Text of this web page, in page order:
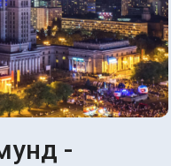
-